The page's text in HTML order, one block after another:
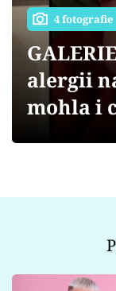
Videa
Sledujte
4 fotografie
alergii
mohla i